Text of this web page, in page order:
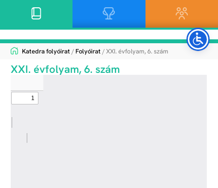
Katedra folyóirat/ Folyóirat/ XXI. évfolyam, 6. szám
XXI. évfolyam, 6. szám